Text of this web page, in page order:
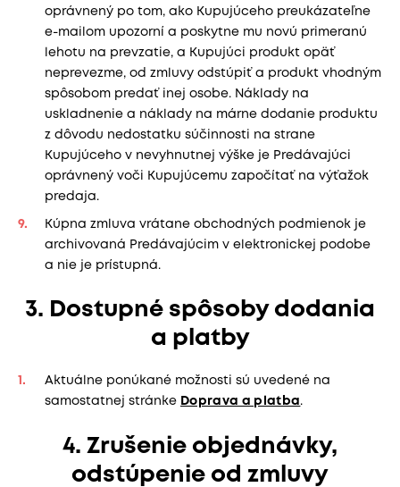
oprávnený po tom, ako Kupujúceho preukázateľne
e-mailom upozorní a poskytne mu novú primeranú
lehotu na prevzatie, a Kupujúci produkt opäť
neprevezme, od zmluvy odstúpiť a produkt vhodným
spôsobom predať inej osobe. Náklady na
uskladnenie a náklady na márne dodanie produktu
z dôvodu nedostatku súčinnosti na strane
Kupujúceho v nevyhnutnej výške je Predávajúci
oprávnený voči Kupujúcemu započítať na výťažok
predaja.
Kúpna zmluva vrátane obchodných podmienok je
archivovaná Predávajúcim v elektronickej podobe
a nie je prístupná.
3. Dostupné spôsoby dodania
a platby
Aktuálne ponúkané možnosti sú uvedené na
samostatnej stránke Doprava a platba.
4. Zrušenie objednávky,
odstúpenie od zmluvy